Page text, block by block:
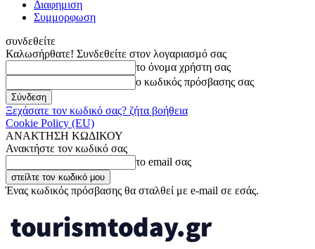
Διαφημιση
Συμμορφωση
συνδεθείτε
Καλωσήρθατε! Συνδεθείτε στον λογαριασμό σας
το όνομα χρήστη σας
ο κωδικός πρόσβασης σας
Ξεχάσατε τον κωδικό σας? ζήτα βοήθεια
Cookie Policy (EU)
ΑΝΑΚΤΗΣΗ ΚΩΔΙΚΟΥ
Ανακτήστε τον κωδικό σας
το email σας
Ένας κωδικός πρόσβασης θα σταλθεί με e-mail σε εσάς.